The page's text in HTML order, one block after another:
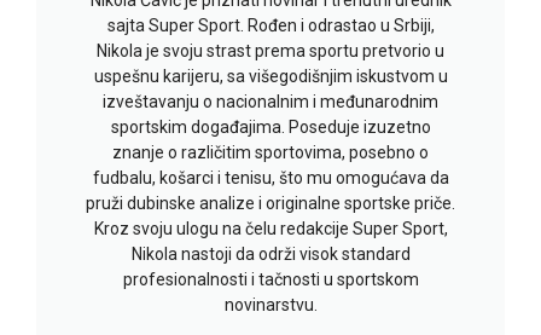
sajta Super Sport. Rođen i odrastao u Srbiji,
Nikola je svoju strast prema sportu pretvorio u
uspešnu karijeru, sa višegodišnjim iskustvom u
izveštavanju o nacionalnim i međunarodnim
sportskim događajima. Poseduje izuzetno
znanje o različitim sportovima, posebno o
fudbalu, košarci i tenisu, što mu omogućava da
pruži dubinske analize i originalne sportske priče.
Kroz svoju ulogu na čelu redakcije Super Sport,
Nikola nastoji da održi visok standard
profesionalnosti i tačnosti u sportskom
novinarstvu.